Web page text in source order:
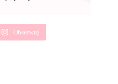
Obserwuj